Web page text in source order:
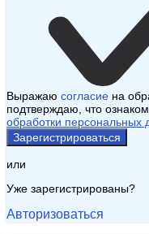
Выражаю согласие на
подтверждаю, что
обработки персональных
Зарегистрироваться
или
Уже зарегистрированы?
Авторизоваться